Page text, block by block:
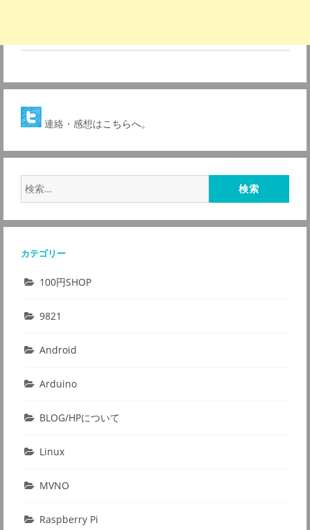
連絡・感想はこちらへ。
索:
カテゴリー
100円SHOP
9821
Android
Arduino
BLOG/HPについて
Linux
MVNO
Raspberry Pi